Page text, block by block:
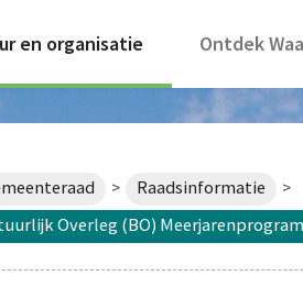
en organisatie Ontdek
> Raadsinformatie >
Overleg (BO)